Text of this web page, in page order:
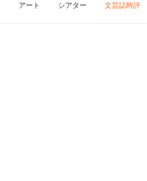
アート シアター 文芸誌時評